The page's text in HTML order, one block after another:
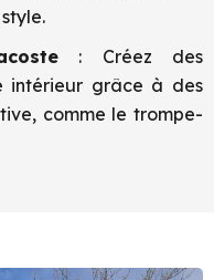
: Créez des
intérieur grâce à des
comme le trompe-